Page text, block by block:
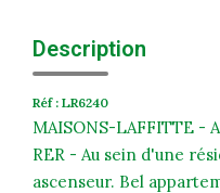
Extranet
Description
Réf : LR6240
MAISONS-LAFFITTE -
RER - Au sein d'une
ascenseur. Bel